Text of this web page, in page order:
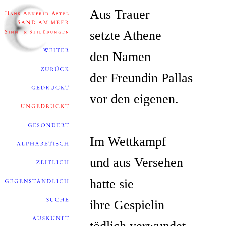
Aus Trauer
setzte Athene
den Namen
der Freundin Pallas
vor den eigenen.
Im Wettkampf
und aus Versehen
hatte sie
ihre Gespielin